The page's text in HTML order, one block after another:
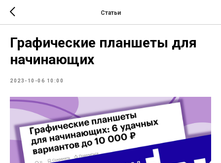
Статьи
Графические планшеты для
начинающих
2023-10-06 10:00